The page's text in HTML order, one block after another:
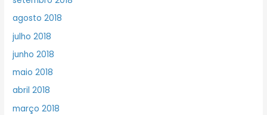
agosto 2018
julho 2018
junho 2018
maio 2018
abril 2018
março 2018